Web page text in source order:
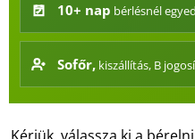
10+ nap bérlésnél
Sofőr, kiszállítás, B